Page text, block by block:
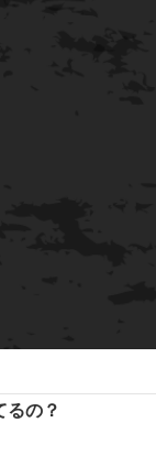
るの？